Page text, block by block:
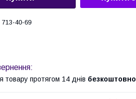
713-40-69
товару протягом 14 днів безкоштовно